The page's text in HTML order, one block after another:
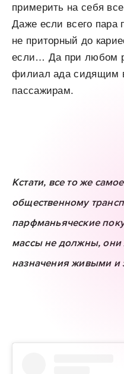
примерить на себя
Даже если всего пара
не приторный до
если… Да при любом
филиал ада сидящим
пассажирам.
Кстати, все то же
общественному
парфманьяческие
массы не должны, они
назначения живыми и